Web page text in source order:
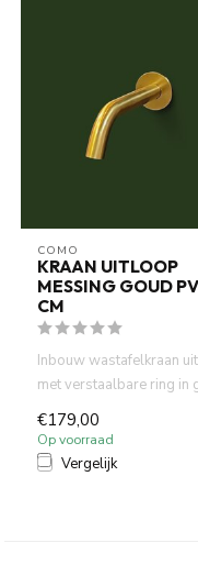
COMO
KRAAN UITLOOP
MESSING GOUD
CM
Inbouw wastafelkraan
met verstaalbare ring in
PVD. Waterbesparende ...
€179,00
Op voorraad
Vergelijk